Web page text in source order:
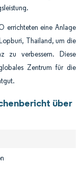
errichteten eine Anlage
Thailand, um die
zu verbessern. Diese
Zentrum für die
über